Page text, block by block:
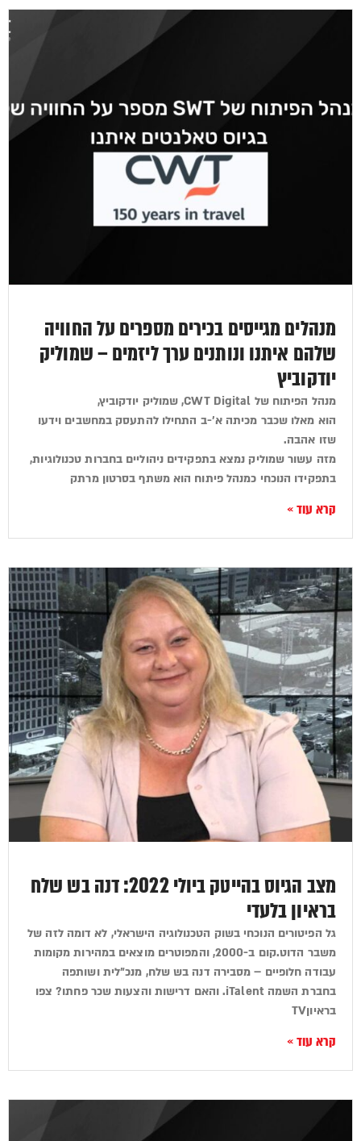
מנהלים מגייסים בכירים מספרים על החוויה
שלהם איתנו ונותנים ערך ליזמים – שמוליק
יודקוביץ
מנהל הפיתוח של CWT Digital, שמוליק יודקוביץ,
הוא מאלו שכבר מכיתה א'-ב התחילו להתעסק במחשבים וידעו
שזו אהבה.
מזה עשור שמוליק נמצא בתפקידים ניהוליים בחברות טכנולוגיות,
בתפקידו הנוכחי כמנהל פיתוח הוא משתף בסרטון מרתק
קרא עוד »
מצב הגיוס בהייטק ביולי 2022: דנה בש שלח
בראיון בלעדי
גל הפיטורים הנוכחי בשוק הטכנולוגיה הישראלי, לא דומה לזה של
משבר הדוט.קום ב-2000, והמפוטרים מוצאים במהירות מקומות
עבודה חלופיים – מסבירה דנה בש שלח, מנכ"לית ושותפה
בחברת השמה iTalent. והאם דרישות והצעות שכר פחתו? צפו
בראיוןTV
קרא עוד »